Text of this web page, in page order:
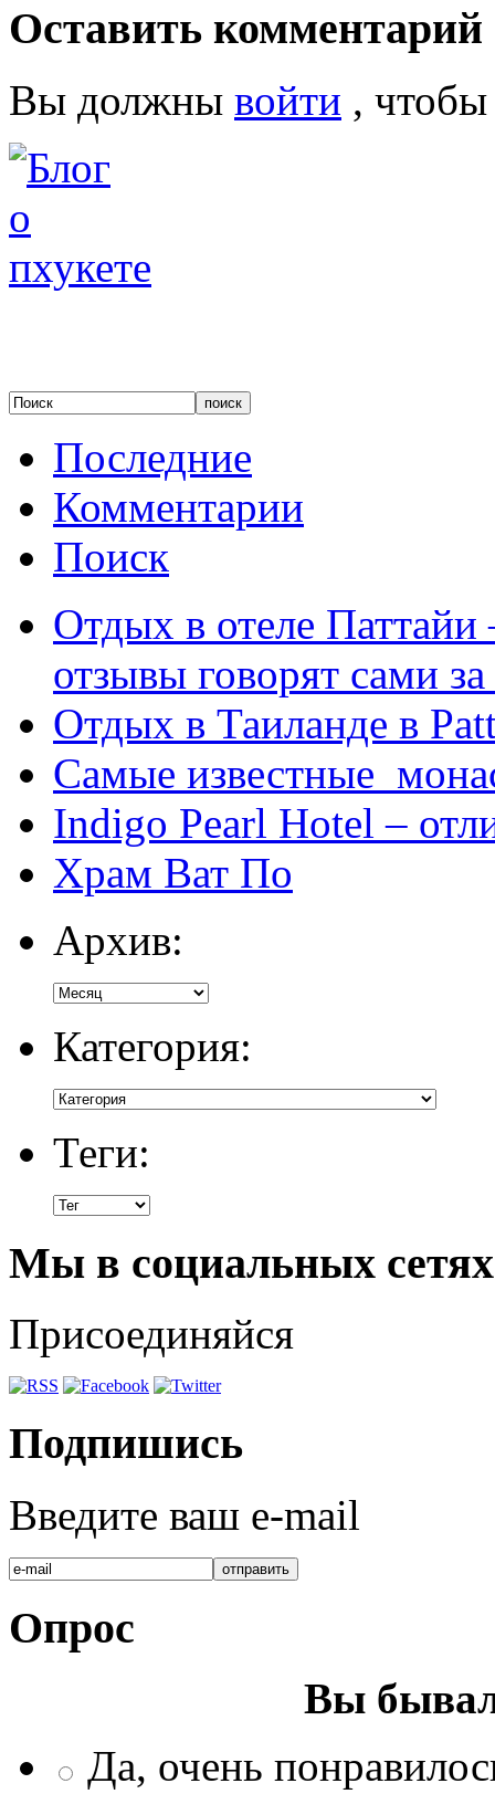
Оставить комментарий
Вы должны войти ,
Последние
Комментарии
Поиск
Отдых в отеле
отзывы говорят сами за
Отдых в Таиланде в
Самые известные
Indigo Pearl Hotel –
Храм Ват По
Архив:
Категория:
Теги:
Мы в социальных сетях
Присоединяйся
Подпишись
Введите ваш e-mail
Опрос
Вы
Да, очень